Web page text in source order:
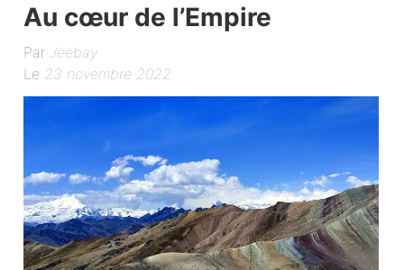
Au cœur de l’Empire
ParJeebay
Le 23 novembre 2022